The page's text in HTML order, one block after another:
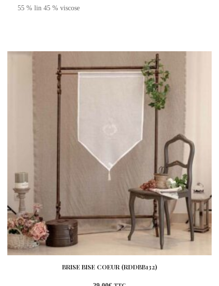
55 % lin 45 % viscose
BRISE BISE COEUR (RDDBB132)